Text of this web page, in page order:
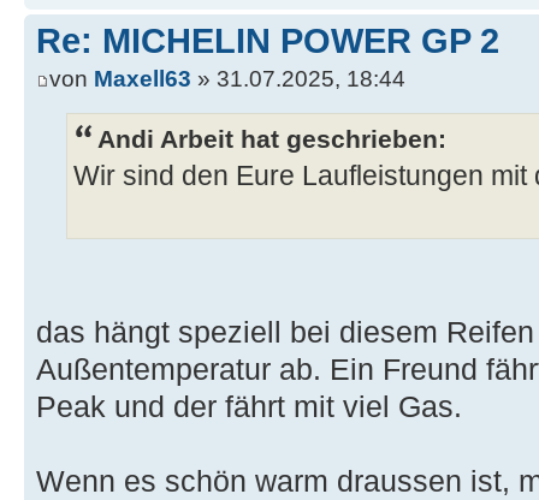
Re: MICHELIN POWER GP 2
von Maxell63 » 31.07.2025, 18:44
Andi Arbeit hat geschrieben:
Wir sind den Eure Laufleistungen mit
das hängt speziell bei diesem
Außentemperatur ab. Ein Freund
Peak und der fährt mit viel Gas.
Wenn es schön warm draussen ist,